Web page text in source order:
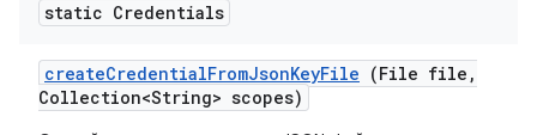
static Credentials
createCredentialFromJsonKeyFile (File file ,
Collection<String> scopes)